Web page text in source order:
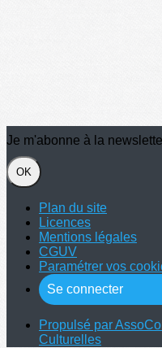
Je m'abonne à la
OK
Plan du site
Licences
Mentions légales
CGUV
Paramétrer vos
Se connecter
Propulsé par
Culturelles